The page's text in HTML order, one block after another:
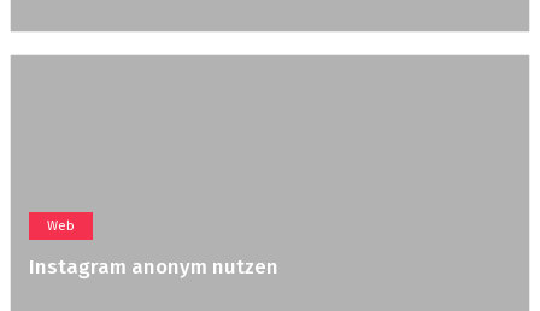
Web
Instagram anonym nutzen